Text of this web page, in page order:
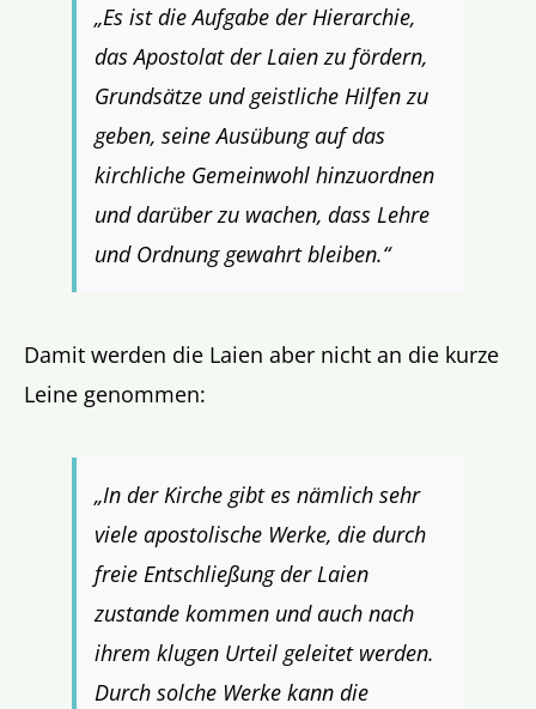
„Es ist die Aufgabe der Hierarchie,
das Apostolat der Laien zu fördern,
Grundsätze und geistliche Hilfen zu
geben, seine Ausübung auf das
kirchliche Gemeinwohl hinzuordnen
und darüber zu wachen, dass Lehre
und Ordnung gewahrt bleiben.“
Damit werden die Laien aber nicht an die kurze
Leine genommen:
„In der Kirche gibt es nämlich sehr
viele apostolische Werke, die durch
freie Entschließung der Laien
zustande kommen und auch nach
ihrem klugen Urteil geleitet werden.
Durch solche Werke kann die